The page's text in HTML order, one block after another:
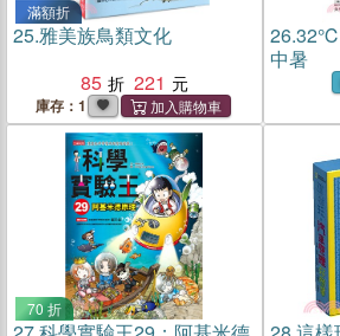
滿額折
25.雅美族鳥類文化
85
221
庫存：1
26.32℃
中暑
70 折